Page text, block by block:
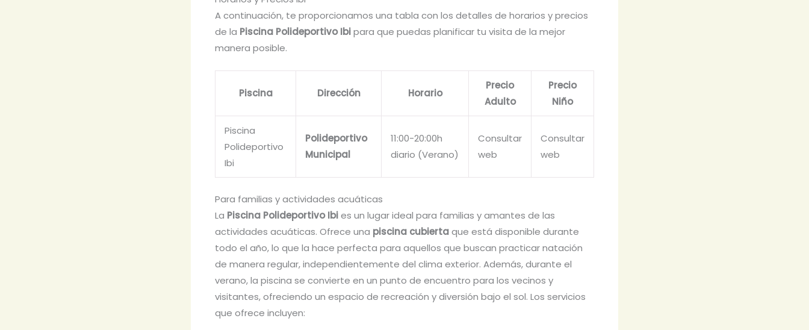
A continuación, te proporcionamos una tabla con los detalles de horarios y precios
de la Piscina Polideportivo Ibipara que puedas planificar tu visita de la mejor
manera posible.
Piscina Dirección Horario
Precio
Adulto
Precio
Niño
Piscina
Polideportivo
Ibi
Polideportivo
Municipal
11:00-20:00h
diario (Verano)
Consultar
web
Consultar
web
Para familias y actividades acuáticas
La Piscina Polideportivo Ibies un lugar ideal para familias y amantes de las
actividades acuáticas. Ofrece una piscina cubiertaque está disponible durante
todo el año, lo que la hace perfecta para aquellos que buscan practicar natación
de manera regular, independientemente del clima exterior. Además, durante el
verano, la piscina se convierte en un punto de encuentro para los vecinos y
visitantes, ofreciendo un espacio de recreación y diversión bajo el sol. Los servicios
que ofrece incluyen: